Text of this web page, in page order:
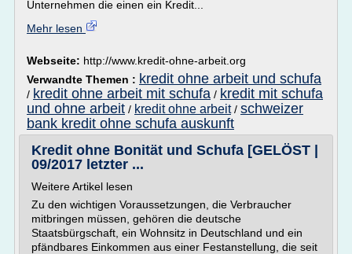
Unternehmen die einen ein Kredit...
Mehr lesen
Webseite: http://www.kredit-ohne-arbeit.org
Verwandte Themen : kredit ohne arbeit und schufa
/ kredit ohne arbeit mit schufa / kredit mit schufa
und ohne arbeit / kredit ohne arbeit/ schweizer
bank kredit ohne schufa auskunft
Kredit ohne Bonität und Schufa [GELÖST |
09/2017 letzter ...
Weitere Artikel lesen
Zu den wichtigen Voraussetzungen, die Verbraucher
mitbringen müssen, gehören die deutsche
Staatsbürgschaft, ein Wohnsitz in Deutschland und ein
pfändbares Einkommen aus einer Festanstellung, die seit